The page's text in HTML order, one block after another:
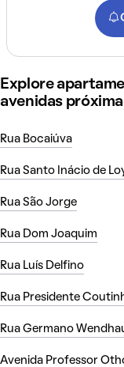
Explore
avenidas
Rua Bocaiúva
Rua Santo Inácio de
Rua São Jorge
Rua Dom Joaquim
Rua Luís Delfino
Rua Presidente
Rua Germano
Avenida Professor